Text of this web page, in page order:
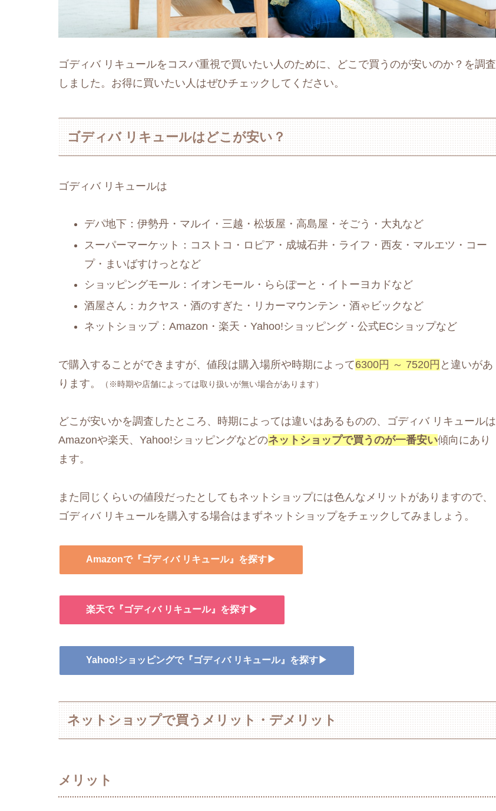
ゴディバ リキュールをコスパ重視で買いたい人のために、どこで買うのが安いのか？を調査
しました。お得に買いたい人はぜひチェックしてください。
ゴディバ リキュールはどこが安い？
ゴディバ リキュールは
デパ地下：伊勢丹・マルイ・三越・松坂屋・高島屋・そごう・大丸など
スーパーマーケット：コストコ・ロピア・成城石井・ライフ・西友・マルエツ・コー
プ・まいばすけっとなど
ショッピングモール：イオンモール・ららぽーと・イトーヨカドなど
酒屋さん：カクヤス・酒のすぎた・リカーマウンテン・酒ゃビックなど
ネットショップ：Amazon・楽天・Yahoo!ショッピング・公式ECショップなど
で購入することができますが、値段は購入場所や時期によって6300円 ～ 7520円 と違いがあ
ります。
（※時期や店舗によっては取り扱いが無い場合があります）
どこが安いかを調査したところ、時期によっては違いはあるものの、ゴディバ リキュールは
Amazonや楽天、Yahoo!ショッピングなどのネットショップで買うのが一番安い傾向にあり
ます。
また同じくらいの値段だったとしてもネットショップには色んなメリットがありますので、
ゴディバ リキュールを購入する場合はまずネットショップをチェックしてみましょう。
Amazonで『ゴディバ リキュール』を探す▶
楽天で『ゴディバ リキュール』を探す▶
Yahoo!ショッピングで『ゴディバ リキュール』を探す▶
ネットショップで買うメリット・デメリット
メリット